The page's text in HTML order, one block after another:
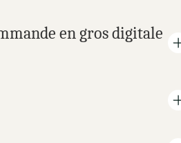
en gros digitale